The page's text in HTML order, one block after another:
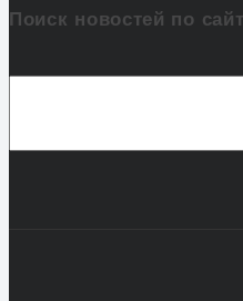
Поиск новостей по